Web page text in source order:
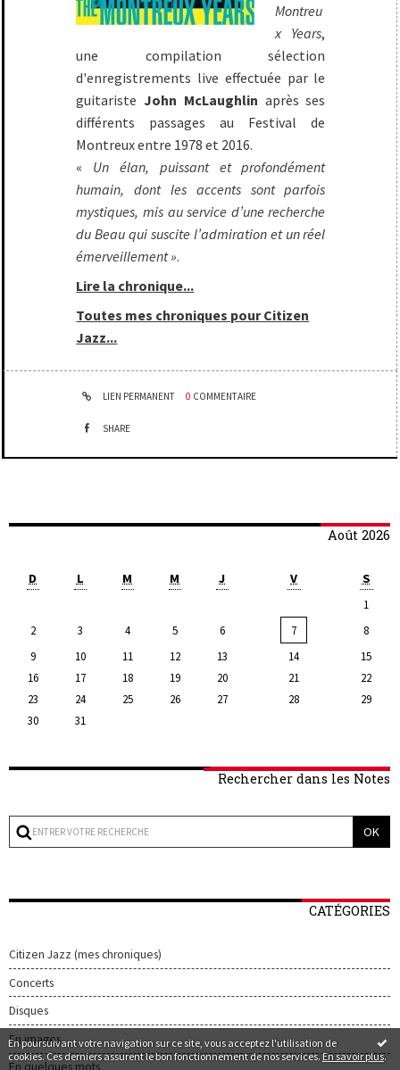
En poursuivant votre navigation sur ce site, vous acceptez l'utilisation de
cookies. Ces derniers assurent le bon fonctionnement de nos services.En savoir plus.
Août 2026
D L M M J V S
1
2
3 4 5 6 7
8
9
10 11 12 13 14
15
16
17 18 19 20 21
22
23
24 25 26 27 28
29
30
31
Rechercher dans les Notes
CATÉGORIES
Citizen Jazz (mes chroniques)
Concerts
Disques
En images
Montreu
x Years,
une compilation sélection
d'enregistrements live effectuée par le
guitaristeJohn McLaughlin après ses
différents passages au Festival de
Montreux entre 1978 et 2016.
« Un élan, puissant et profondément
humain, dont les accents sont parfois
mystiques, mis au service d’une recherche
du Beau qui suscite l’admiration et un réel
émerveillement ».
Lire la chronique...
Toutes mes chroniques pour Citizen
Jazz...
LIEN PERMANENT 0 COMMENTAIRE
SHARE